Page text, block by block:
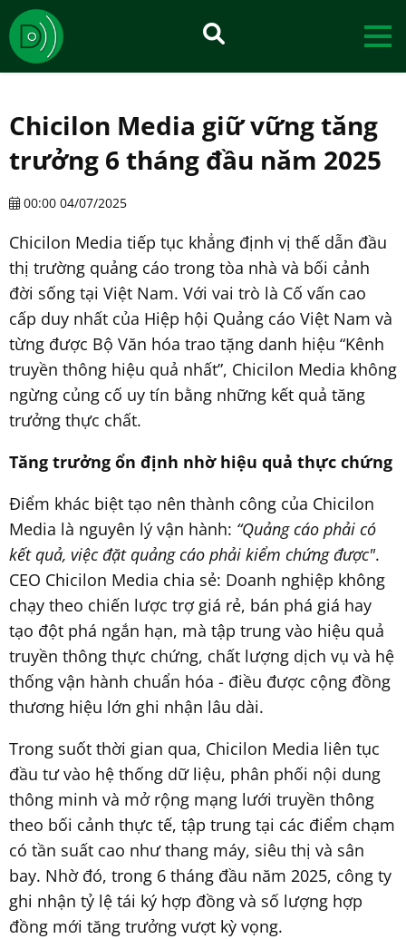
Chicilon Media giữ vững tăng
trưởng 6 tháng đầu năm 2025
00:00 04/07/2025
Chicilon Media tiếp tục khẳng định vị thế dẫn đầu
thị trường quảng cáo trong tòa nhà và bối cảnh
đời sống tại Việt Nam. Với vai trò là Cố vấn cao
cấp duy nhất của Hiệp hội Quảng cáo Việt Nam và
từng được Bộ Văn hóa trao tặng danh hiệu “Kênh
truyền thông hiệu quả nhất”, Chicilon Media không
ngừng củng cố uy tín bằng những kết quả tăng
trưởng thực chất.
Tăng trưởng ổn định nhờ hiệu quả thực chứng
Điểm khác biệt tạo nên thành công của Chicilon
Media là nguyên lý vận hành: “Quảng cáo phải có
kết quả, việc đặt quảng cáo phải kiểm chứng được".
CEO Chicilon Media chia sẻ: Doanh nghiệp không
chạy theo chiến lược trợ giá rẻ, bán phá giá hay
tạo đột phá ngắn hạn, mà tập trung vào hiệu quả
truyền thông thực chứng, chất lượng dịch vụ và hệ
thống vận hành chuẩn hóa - điều được cộng đồng
thương hiệu lớn ghi nhận lâu dài.
Trong suốt thời gian qua, Chicilon Media liên tục
đầu tư vào hệ thống dữ liệu, phân phối nội dung
thông minh và mở rộng mạng lưới truyền thông
theo bối cảnh thực tế, tập trung tại các điểm chạm
có tần suất cao như thang máy, siêu thị và sân
bay. Nhờ đó, trong 6 tháng đầu năm 2025, công ty
ghi nhận tỷ lệ tái ký hợp đồng và số lượng hợp
đồng mới tăng trưởng vượt kỳ vọng.